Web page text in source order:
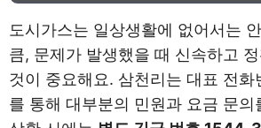
도시가스는 일상생활에 없어서는
큼, 문제가 발생했을 때 신속하고
것이 중요해요. 삼천리는 대표 전화
를 통해 대부분의 민원과 요금 문의